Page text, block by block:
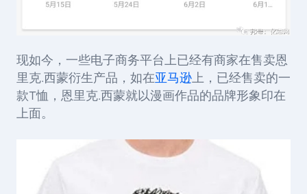
现如今，一些电子商务平台上已经有商家在售卖恩
里克.西蒙衍生产品，如在亚马逊上，已经售卖的一
款T恤，恩里克.西蒙就以漫画作品的品牌形象印在
上面。